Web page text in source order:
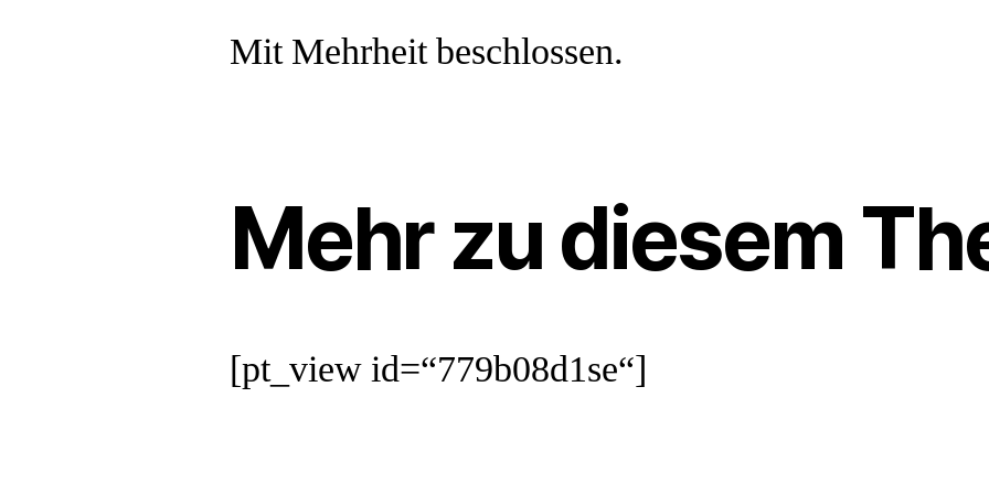
Mit Mehrheit beschlossen.
Mehr zu diesem
[pt_view id=“779b08d1se“]